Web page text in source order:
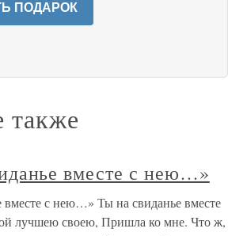
ПОДАРОК
также
вместе с нею…»
вместе с нею…» Ты на свиданье вместе
лучшею своею, Пришла ко мне. Что ж,